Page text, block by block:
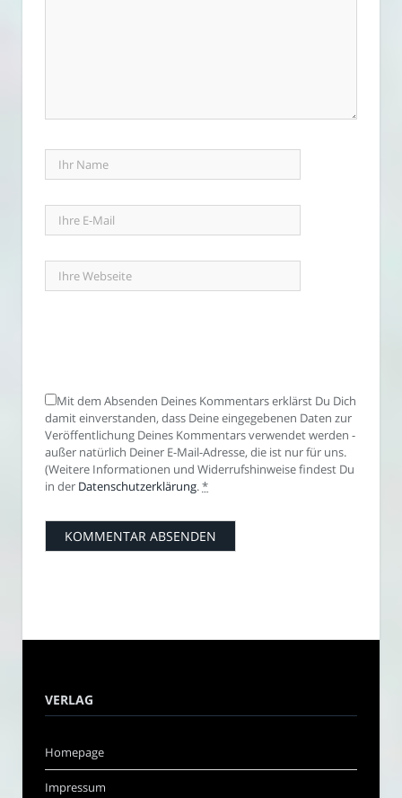
Mit dem Absenden Deines Kommentars erklärst Du Dich
damit einverstanden, dass Deine eingegebenen Daten zur
Veröffentlichung Deines Kommentars verwendet werden -
außer natürlich Deiner E-Mail-Adresse, die ist nur für uns.
(Weitere Informationen und Widerrufshinweise findest Du
in der Datenschutzerklärung.*
VERLAG
Homepage
Impressum